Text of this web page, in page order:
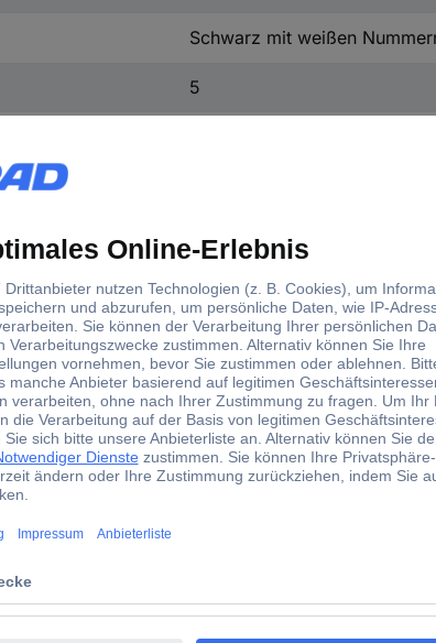
Schwarz mit weißen
5
2206040/610
Schwarz
PVC
PVC
Feindrahtig
Nein